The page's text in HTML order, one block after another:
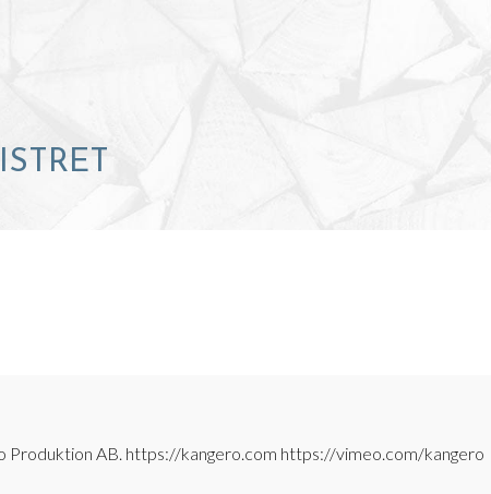
Produktion AB. https://kangero.com https://vimeo.com/kangero